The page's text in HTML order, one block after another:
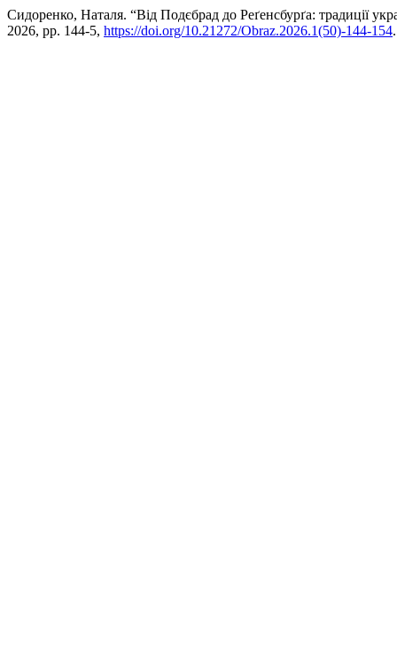
Сидоренко, Наталя. “Від Подєбрад до Реґенсбурґа: традиції
2026, pp. 144-5, https://doi.org/10.21272/Obraz.2026.1(50)-144-154.